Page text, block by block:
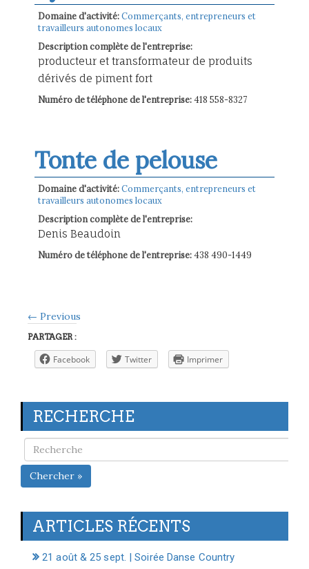
Domaine d'activité:Commerçants, entrepreneurs et
travailleurs autonomes locaux
Description complète de l'entreprise:
producteur et transformateur de produits
dérivés de piment fort
Numéro de téléphone de l'entreprise:418 558-8327
Tonte de pelouse
Domaine d'activité:Commerçants, entrepreneurs et
travailleurs autonomes locaux
Description complète de l'entreprise:
Denis Beaudoin
Numéro de téléphone de l'entreprise:438 490-1449
← Previous
PARTAGER :
Facebook Twitter Imprimer
RECHERCHE
Chercher »
ARTICLES RÉCENTS
21 août & 25 sept. | Soirée Danse Country